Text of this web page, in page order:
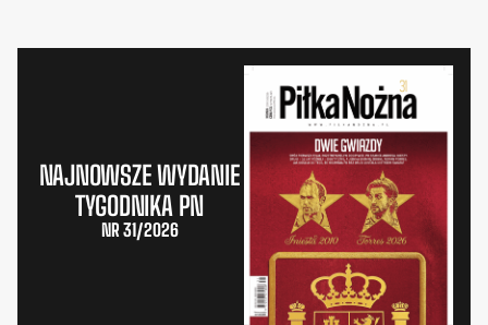
NAJNOWSZE WYDANIE
TYGODNIKA PN
NR 31/2026